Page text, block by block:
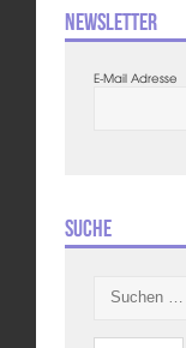
Newsletter
E-Mail Adresse
Suche
nach: